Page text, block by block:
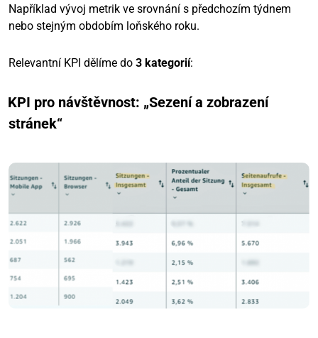
Například vývoj metrik ve srovnání s předchozím týdnem
nebo stejným obdobím loňského roku.
Relevantní KPI dělíme do 3 kategorií:
KPI pro návštěvnost: „Sezení a zobrazení
stránek“